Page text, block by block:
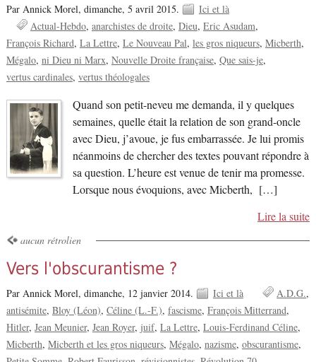
Par Annick Morel, dimanche, 5 avril 2015.
Ici et là
Actual-Hebdo anarchistes de droite Dieu Eric Asudam
François Richard La Lettre Le Nouveau Pal les gros niqueurs Micberth
Mégalo ni Dieu ni Marx Nouvelle Droite française Que sais-je
vertus cardinales vertus théologales
Quand son petit-neveu me demanda, il y quelques
semaines, quelle était la relation de son grand-oncle
avec Dieu, j’avoue, je fus embarrassée. Je lui promis
néanmoins de chercher des textes pouvant répondre à
sa question. L’heure est venue de tenir ma promesse.
Lorsque nous évoquions, avec Micberth, […]
Lire la suite
aucun rétrolien
Vers l'obscurantisme ?
Par Annick Morel, dimanche, 12 janvier 2014. Ici et là
A.D.G.
antisémite Bloy (Léon) Céline (L.-F.) fascisme François Mitterrand
Hitler Jean Meunier Jean Royer juif La Lettre Louis-Ferdinand Céline
Micberth Micberth et les gros niqueurs Mégalo nazisme obscurantisme